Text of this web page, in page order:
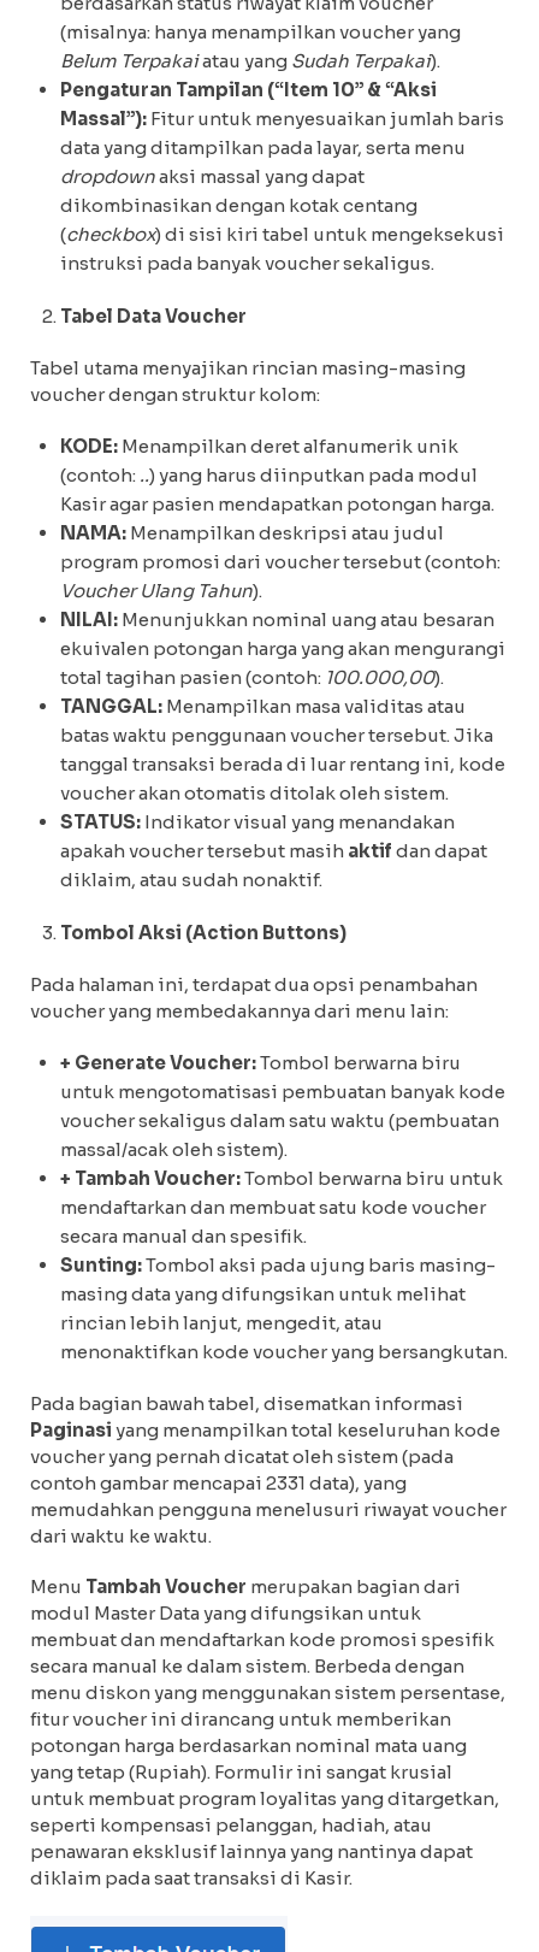
(misalnya: hanya menampilkan voucher yang
Belum Terpakaiatau yang Sudah Terpakai).
Pengaturan Tampilan (“Item 10” & “Aksi
Massal”): Fitur untuk menyesuaikan jumlah baris
data yang ditampilkan pada layar, serta menu
dropdownaksi massal yang dapat
dikombinasikan dengan kotak centang
(checkbox) di sisi kiri tabel untuk mengeksekusi
instruksi pada banyak voucher sekaligus.
Tabel Data Voucher
Tabel utama menyajikan rincian masing-masing
voucher dengan struktur kolom:
KODE: Menampilkan deret alfanumerik unik
(contoh: ..) yang harus diinputkan pada modul
Kasir agar pasien mendapatkan potongan harga.
NAMA: Menampilkan deskripsi atau judul
program promosi dari voucher tersebut (contoh:
Voucher Ulang Tahun).
NILAI: Menunjukkan nominal uang atau besaran
ekuivalen potongan harga yang akan mengurangi
total tagihan pasien (contoh: 100.000,00).
TANGGAL: Menampilkan masa validitas atau
batas waktu penggunaan voucher tersebut. Jika
tanggal transaksi berada di luar rentang ini, kode
voucher akan otomatis ditolak oleh sistem.
STATUS: Indikator visual yang menandakan
apakah voucher tersebut masih aktif dan dapat
diklaim, atau sudah nonaktif.
Tombol Aksi (Action Buttons)
Pada halaman ini, terdapat dua opsi penambahan
voucher yang membedakannya dari menu lain:
+ Generate Voucher:Tombol berwarna biru
untuk mengotomatisasi pembuatan banyak kode
voucher sekaligus dalam satu waktu (pembuatan
massal/acak oleh sistem).
+ Tambah Voucher:Tombol berwarna biru untuk
mendaftarkan dan membuat satu kode voucher
secara manual dan spesifik.
Sunting:Tombol aksi pada ujung baris masing-
masing data yang difungsikan untuk melihat
rincian lebih lanjut, mengedit, atau
menonaktifkan kode voucher yang bersangkutan.
Pada bagian bawah tabel, disematkan informasi
Paginasi yang menampilkan total keseluruhan kode
voucher yang pernah dicatat oleh sistem (pada
contoh gambar mencapai 2331 data), yang
memudahkan pengguna menelusuri riwayat voucher
dari waktu ke waktu.
Menu Tambah Voucher merupakan bagian dari
modul Master Data yang difungsikan untuk
membuat dan mendaftarkan kode promosi spesifik
secara manual ke dalam sistem. Berbeda dengan
menu diskon yang menggunakan sistem persentase,
fitur voucher ini dirancang untuk memberikan
potongan harga berdasarkan nominal mata uang
yang tetap (Rupiah). Formulir ini sangat krusial
untuk membuat program loyalitas yang ditargetkan,
seperti kompensasi pelanggan, hadiah, atau
penawaran eksklusif lainnya yang nantinya dapat
diklaim pada saat transaksi di Kasir.